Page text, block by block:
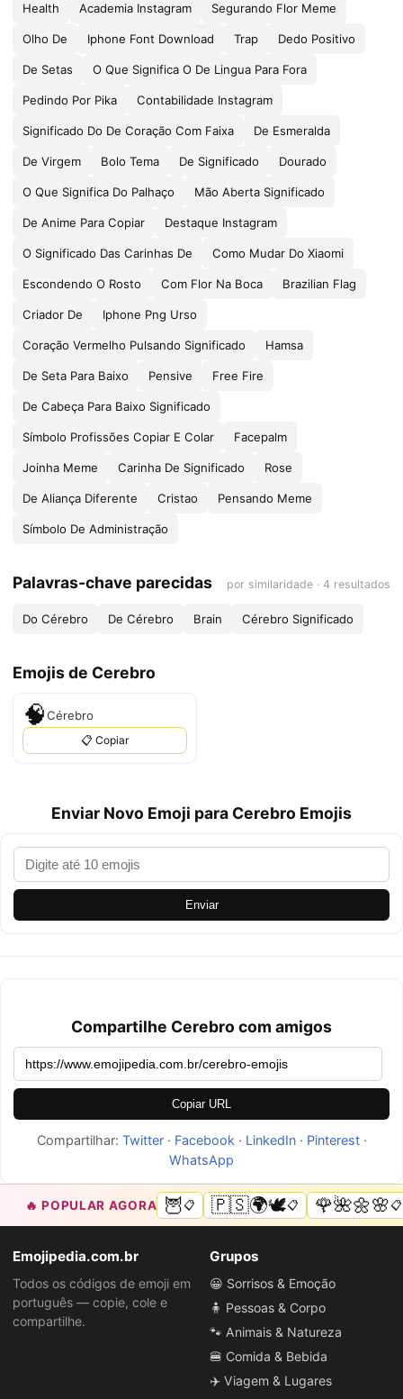
Health Academia Instagram Segurando Flor Meme
Olho De Iphone Font Download Trap Dedo Positivo
De Setas O Que Significa O De Lingua Para Fora
Pedindo Por Pika Contabilidade Instagram
Significado Do De Coração Com Faixa De Esmeralda
De Virgem Bolo Tema De Significado Dourado
O Que Significa Do Palhaço Mão Aberta Significado
De Anime Para Copiar Destaque Instagram
O Significado Das Carinhas De Como Mudar Do Xiaomi
Escondendo O Rosto Com Flor Na Boca Brazilian Flag
Criador De Iphone Png Urso
Coração Vermelho Pulsando Significado Hamsa
De Seta Para Baixo Pensive Free Fire
De Cabeça Para Baixo Significado
Símbolo Profissões Copiar E Colar Facepalm
Joinha Meme Carinha De Significado Rose
De Aliança Diferente Cristao Pensando Meme
Símbolo De Administração
Palavras-chave parecidas por similaridade · 4 resultados
Do Cérebro De Cérebro Brain Cérebro Significado
Emojis de Cerebro
🧠Cérebro
📋 Copiar
Enviar Novo Emoji para Cerebro Emojis
Enviar
Compartilhe Cerebro com amigos
Copiar URL
Compartilhar: Twitter· Facebook · LinkedIn· Pinterest·
WhatsApp
🔥 POPULAR AGORA 🦉📋 🇵🇸🌍🕊️📋 🌹🌺🌼🌸📋
Emojipedia.com.br
Todos os códigos de emoji em
português — copie, cole e
compartilhe.
Grupos
😀 Sorrisos & Emoção
🧍 Pessoas & Corpo
🐾 Animais & Natureza
🍔 Comida & Bebida
✈️ Viagem & Lugares